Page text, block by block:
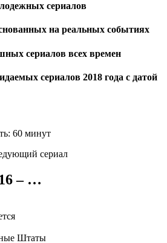
сериалов
на реальных событиях
сериалов всех времен
сериалов 2018 года с датой
60 минут
сериал
– …
Штаты